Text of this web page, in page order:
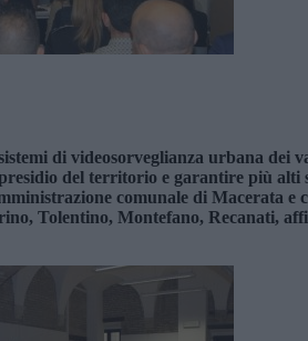
di videosorveglianza urbana dei
del territorio e garantire più alti
comunale di Macerata
Tolentino, Montefano, Recanati,